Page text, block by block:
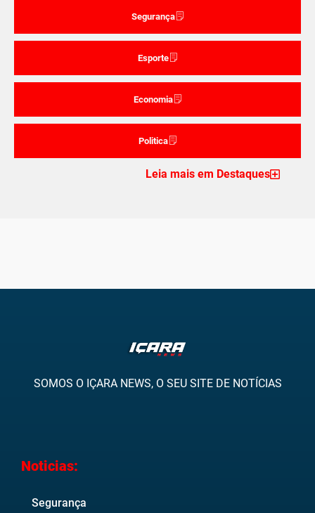
Segurança
Esporte
Economia
Politica
Leia mais em Destaques
SOMOS O IÇARA NEWS, O SEU SITE DE NOTÍCIAS
Noticias:
Segurança